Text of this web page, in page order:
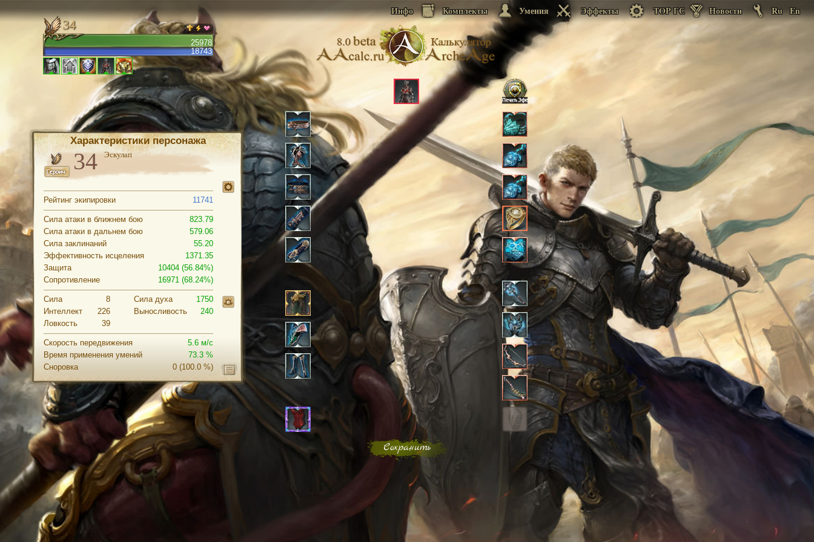
25978
18743
34
Характеристики персонажа
Эскулап
Рейтинг экипировки 11741
Сила атаки в ближнем бою
823.79
Сила атаки в дальнем бою
579.06
Сила заклинаний
55.20
Эффективность исцеления
1371.35
Защита
10404 (56.84%)
Сопротивление
16971 (68.24%)
Сила
8
Интеллект
226
Ловкость
39
Cила духа
1750
Выносливость
240
Скорость передвижения
5.6 м/с
Время применения умений
73.3 %
Сноровка
(100.0 %)
0
Сохранить
Инфо Комплекты Умения Эффекты TOP ГС Новости Ru En